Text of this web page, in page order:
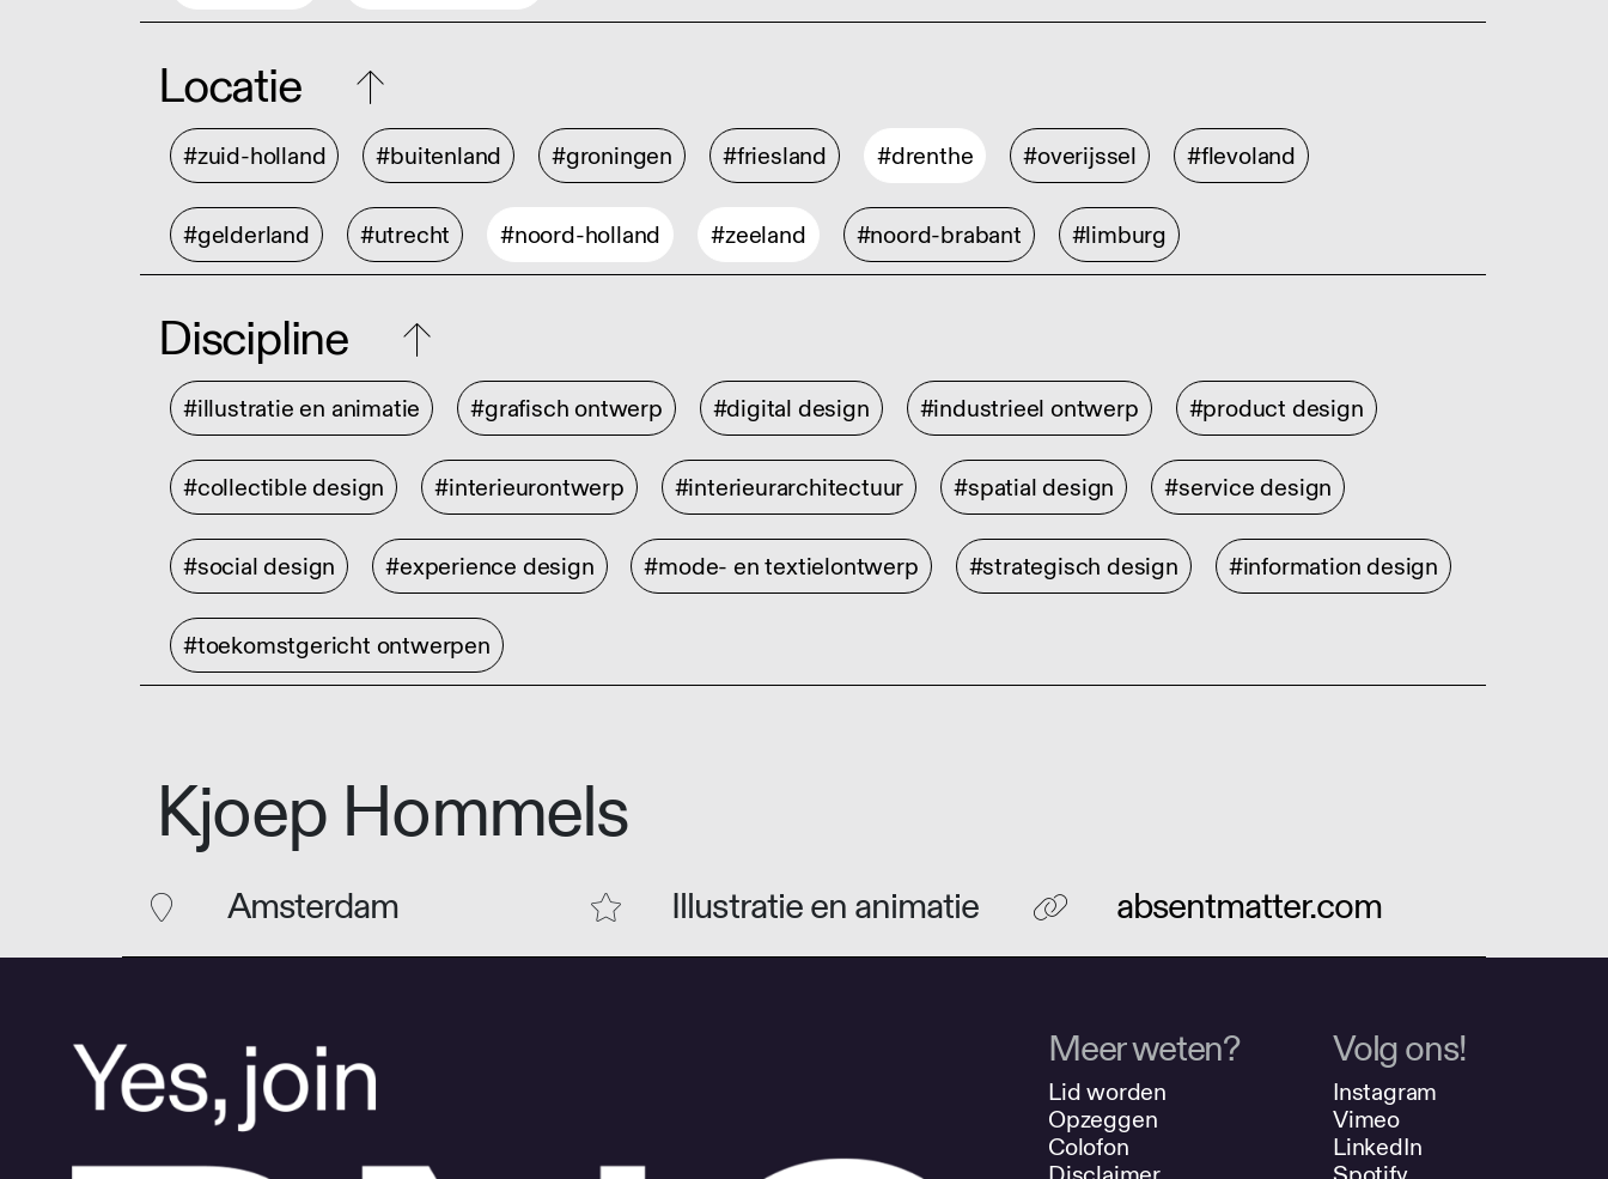
Locatie
#zuid-holland #buitenland #groningen #friesland #drenthe #overijssel #flevoland
#gelderland #utrecht #noord-holland #zeeland #noord-brabant #limburg
Discipline
#illustratie en animatie #grafisch ontwerp #digital design #industrieel ontwerp #product design
#collectible design #interieurontwerp #interieurarchitectuur #spatial design #service design
#social design #experience design #mode- en textielontwerp #strategisch design #information design
#toekomstgericht ontwerpen
Kjoep Hommels
Amsterdam Illustratie en animatie absentmatter.com
Meer weten?
Lid worden
Opzeggen
Colofon
Volg ons!
Instagram
Vimeo
LinkedIn